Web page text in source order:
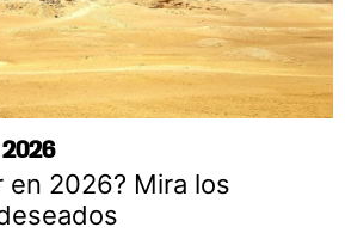
en 2026? Mira los